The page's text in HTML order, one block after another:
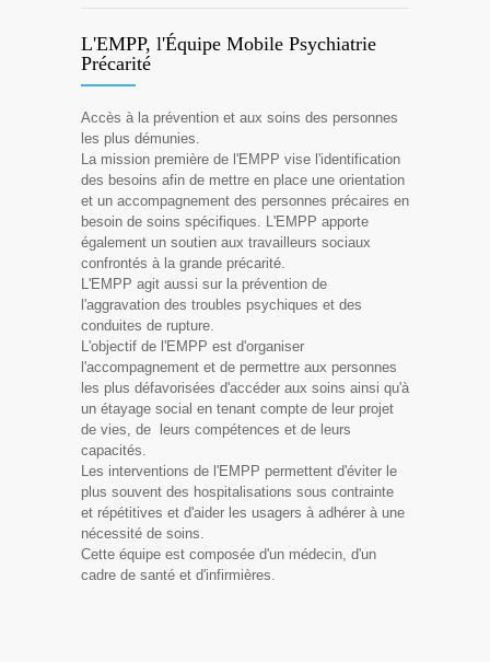
L'EMPP, l'Équipe Mobile Psychiatrie
Précarité
Accès à la prévention et aux soins des personnes
les plus démunies.
La mission première de l'EMPP vise l'identification
des besoins afin de mettre en place une orientation
et un accompagnement des personnes précaires en
besoin de soins spécifiques. L'EMPP apporte
également un soutien aux travailleurs sociaux
confrontés à la grande précarité.
L'EMPP agit aussi sur la prévention de
l'aggravation des troubles psychiques et des
conduites de rupture.
L'objectif de l'EMPP est d'organiser
l'accompagnement et de permettre aux personnes
les plus défavorisées d'accéder aux soins ainsi qu'à
un étayage social en tenant compte de leur projet
de vies, de leurs compétences et de leurs
capacités.
Les interventions de l'EMPP permettent d'éviter le
plus souvent des hospitalisations sous contrainte
et répétitives et d'aider les usagers à adhérer à une
nécessité de soins.
Cette équipe est composée d'un médecin, d'un
cadre de santé et d'infirmières.